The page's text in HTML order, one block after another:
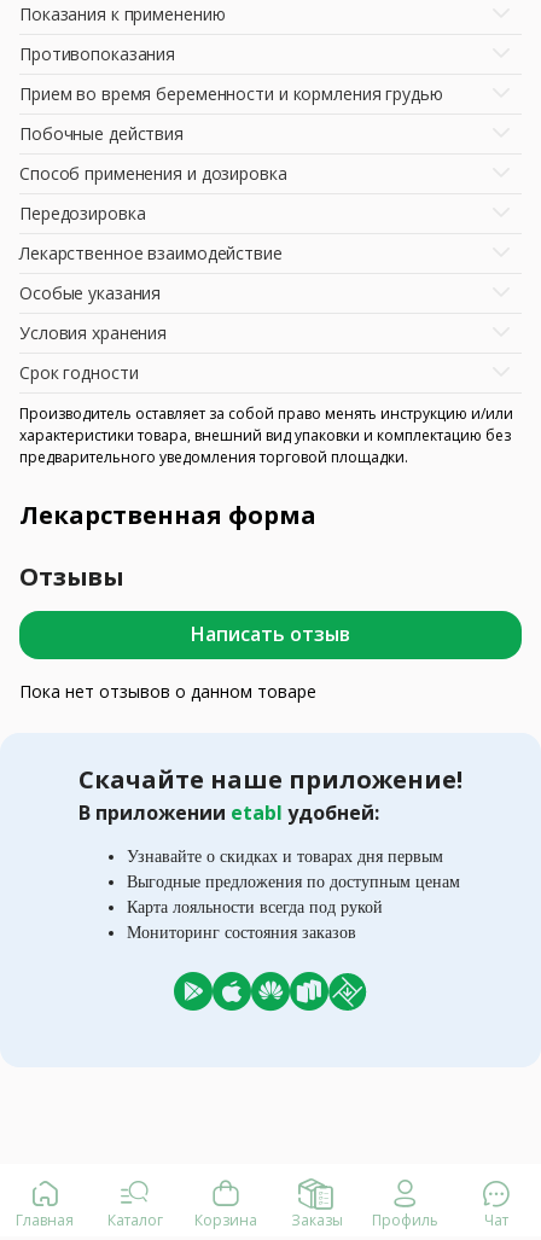
Показания к применению
Противопоказания
Прием во время беременности и кормления грудью
Побочные действия
Способ применения и дозировка
Передозировка
Лекарственное взаимодействие
Особые указания
Условия хранения
Срок годности
Производитель оставляет за собой право менять инструкцию и/или
характеристики товара, внешний вид упаковки и комплектацию без
предварительного уведомления торговой площадки.
Лекарственная форма
Отзывы
Написать отзыв
Пока нет отзывов о данном товаре
Скачайте наше приложение!
В приложении etabl удобней:
Узнавайте о скидках и товарах дня первым
Выгодные предложения по доступным ценам
Карта лояльности всегда под рукой
Мониторинг состояния заказов
Главная Каталог Корзина Заказы Профиль Чат